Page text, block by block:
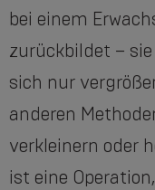
bei einem
zurückbildet –
sich nur
anderen
verkleinern oder
ist eine